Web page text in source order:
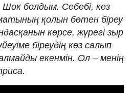
болдым. Себебі, кез
қолын бөтен біреу
көрсе, жүрегі зыр
біреудің көз салып
екенмін. Ол – менің